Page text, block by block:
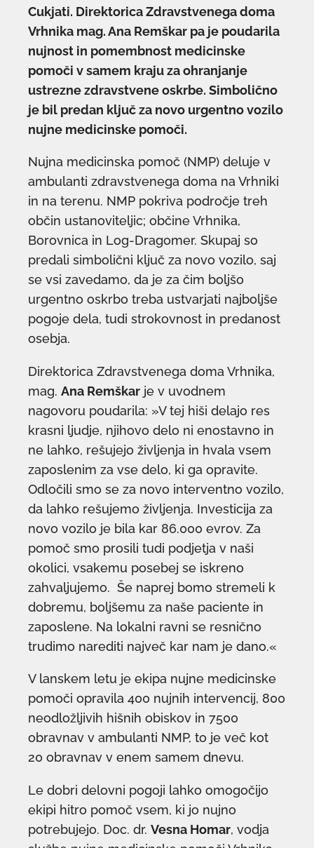
Cukjati. Direktorica Zdravstvenega doma
Vrhnika mag. Ana Remškar pa je poudarila
nujnost in pomembnost medicinske
pomoči v samem kraju za ohranjanje
ustrezne zdravstvene oskrbe. Simbolično
je bil predan ključ za novo urgentno vozilo
nujne medicinske pomoči.
Nujna medicinska pomoč (NMP) deluje v
ambulanti zdravstvenega doma na Vrhniki
in na terenu. NMP pokriva področje treh
občin ustanoviteljic; občine Vrhnika,
Borovnica in Log-Dragomer. Skupaj so
predali simbolični ključ za novo vozilo, saj
se vsi zavedamo, da je za čim boljšo
urgentno oskrbo treba ustvarjati najboljše
pogoje dela, tudi strokovnost in predanost
osebja.
Direktorica Zdravstvenega doma Vrhnika,
mag. Ana Remškar je v uvodnem
nagovoru poudarila: »V tej hiši delajo res
krasni ljudje, njihovo delo ni enostavno in
ne lahko, rešujejo življenja in hvala vsem
zaposlenim za vse delo, ki ga opravite.
Odločili smo se za novo interventno vozilo,
da lahko rešujemo življenja. Investicija za
novo vozilo je bila kar 86.000 evrov. Za
pomoč smo prosili tudi podjetja v naši
okolici, vsakemu posebej se iskreno
zahvaljujemo. Še naprej bomo stremeli k
dobremu, boljšemu za naše paciente in
zaposlene. Na lokalni ravni se resnično
trudimo narediti največ kar nam je dano.«
V lanskem letu je ekipa nujne medicinske
pomoči opravila 400 nujnih intervencij, 800
neodložljivih hišnih obiskov in 7500
obravnav v ambulanti NMP, to je več kot
20 obravnav v enem samem dnevu.
Le dobri delovni pogoji lahko omogočijo
ekipi hitro pomoč vsem, ki jo nujno
potrebujejo. Doc. dr. Vesna Homar, vodja